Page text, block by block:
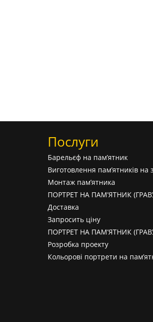
Послуги
Барельєф на пам’ятник
Виготовлення пам’ятників на
Монтаж пам’ятника
ПОРТРЕТ НА ПАМ’ЯТНИК
Доставка
Запросить ціну
ПОРТРЕТ НА ПАМ’ЯТНИК
Розробка проекту
Кольорові портрети на